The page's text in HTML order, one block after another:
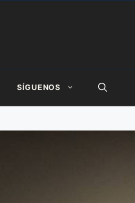
SÍGUENOS